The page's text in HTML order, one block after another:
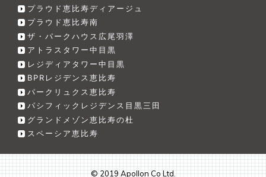
プラウド恵比寿ディアージュ
プラウド恵比寿南
ザ・パークハウス広尾羽澤
アトラスタワー中目黒
レジディアタワー中目黒
BPRレジデンス恵比寿
パークリュクス恵比寿
パシフィックレジデンス目黒三田
グランドメゾン恵比寿の杜
スペーシア恵比寿
© 2019 Apollon Co Ltd.